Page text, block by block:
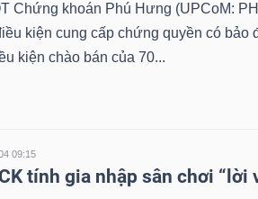
Chứng khoán Phú Hưng (UPCoM:
kiện cung cấp chứng quyền có bảo
kiện chào bán của 70...
09:15
tính gia nhập sân chơi “lời